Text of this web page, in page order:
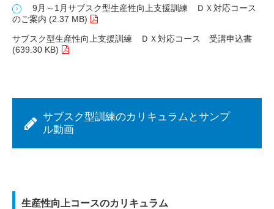
9月～1月サブスク型生産性向上支援訓練 ＤＸ対応コース
のご案内 (2.37 MB)
サブスク型生産性向上支援訓練 ＤＸ対応コース 受講申込書
(639.30 KB)
サブスク型訓練のカリキュラムとサンプ
ル動画
生産性向上コースのカリキュラム